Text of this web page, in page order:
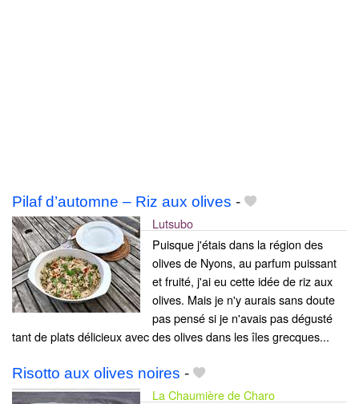
Pilaf d’automne – Riz aux olives -
Lutsubo
Puisque j'étais dans la région des
olives de Nyons, au parfum puissant
et fruité, j'ai eu cette idée de riz aux
olives. Mais je n'y aurais sans doute
pas pensé si je n'avais pas dégusté
tant de plats délicieux avec des olives dans les îles grecques...
Risotto aux olives noires -
La Chaumière de Charo